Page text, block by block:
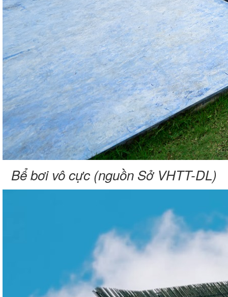
Bể bơi vô cực (nguồn Sở VHTT-DL)